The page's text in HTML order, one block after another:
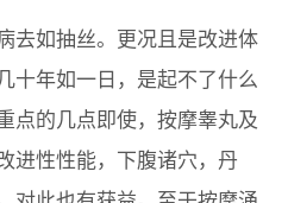
去如抽丝。更况且是改进体
十年如一日，是起不了什么
点的几点即使，按摩睾丸及
进性性能，下腹诸穴，丹